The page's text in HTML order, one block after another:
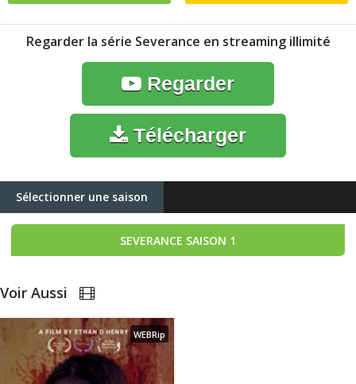
Regarder la série Severance en streaming illimité
Regarder
Télécharger
Sélectionner une saison
SEVERANCE SAISON 1
Voir Aussi
WEBRip